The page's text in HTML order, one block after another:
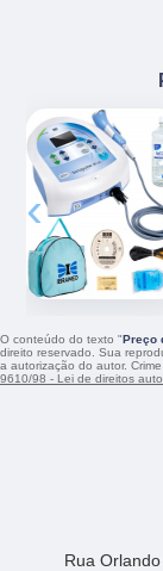
‹
O conteúdo do texto "Preço
direito reservado. Sua
a autorização do autor.
9610/98 - Lei de direitos
Rua